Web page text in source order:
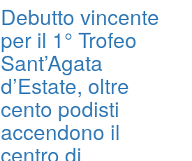
Debutto vincente
per il 1° Trofeo
Sant’Agata
d’Estate, oltre
cento podisti
accendono il
centro di